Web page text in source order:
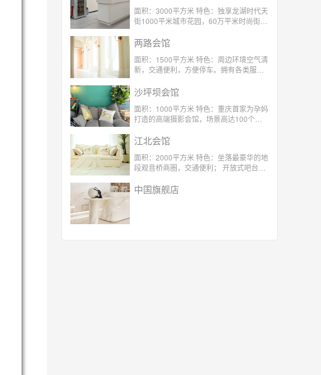
面积：3000平方米 特色：独享龙湖时代天
街1000平米城市花园，60万平米时尚街
馆，更拥有浪漫屋顶花园。摄影空间超4m
服，每季度更新。
两路会馆
面积：1500平方米 特色：周边环境空气清
新，交通便利，方便停车。拥有各类服装
沙坪坝会馆
面积：1000平方米 特色：重庆首家为孕妈
打造的高端摄影会馆，场景高达100个，
务。
江北会馆
面积：2000平方米 特色：坐落最豪华的地
段观音桥商圈，交通便利； 开放式吧台，
务，老公式体贴呵护 超过100个场景 ，
中国旗舰店